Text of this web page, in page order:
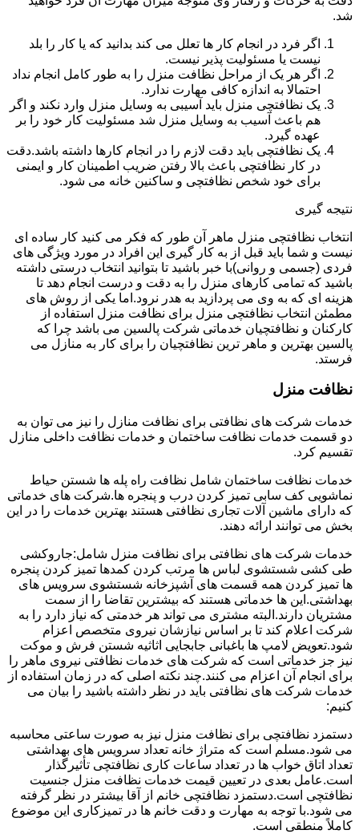
شد.
اگر فرد در انجام کار ها تعلل می کند بدانید که یا کار را بلد
نیست یا مسئولیت پذیر نیست.
اگر هر یک از مراحل نظافت منزل را به طور کامل انجام نداد
احتمالا به اندازه کافی مهارت ندارد.
یک نظافتچی منزل باید آسیبی به وسایل منزل وارد نکند و اگر
هم باعث آسیب به وسایل منزل شد مسئولیت کار خود را بر
عهده گیرد.
یک نظافتچی باید دقت لازم را در انجام کارها داشته باشد.دقت
در کار نظافتچی باعث بالا رفتن ضریب اطمینان کار و ایمنی
برای خود شخص نظافتچی و ساکنین خانه می شود.
نتیجه گیری
انتخاب نظافتچی منزل ماهر آن طور که فکر می کنید کار ساده ای
نیست و شما باید قبل از به کار گیری این افراد در مورد ویژگی های
فردی (جسمی و روانی)با خبر باشید تا بتوانید انتخاب درستی داشته
باشید که تمامی کارهای منزل را به دقت و درست انجام دهد تا
هزینه ای که به وی می پردازید به هدر نرود.اما یکی از روش های
مطمئن انتخاب نظافتچی منزل برای نظافت منزل استفاده از
کارکنان و نظافتچیان خدماتی شرکت پالسین می باشد چرا که
پالسین بهترین و ماهر ترین نظافتچیان را برای کار به منازل می
فرستد.
نظافت منزل
خدمات شرکت های نظافتی برای نظافت منازل را نیز می توان به
دو قسمت خدمات نظافت ساختمان و خدمات نظافت داخلی منازل
تقسیم کرد.
خدمات نظافت ساختمان شامل نظافت راه پله ها شستن حیاط
نماشویی کف سابی تمیز کردن درب و پنجره ها.شرکت های خدماتی
که دارای ماشین آلات تجاری نظافتی هستند بهترین خدمات را در این
بخش می توانند ارائه دهند.
خدمات شرکت های نظافتی برای نظافت منزل شامل:جاروکشی
طی کشی شستشوی لباس ها مرتب کردن کمدها تمیز کردن پنجره
ها تمیز کردن همه قسمت های آشپزخانه شستشوی سرویس های
بهداشتی.این ها خدماتی هستند که بیشترین تقاضا را از سمت
مشتریان دارند.البته مشتری می تواند هر خدمتی که نیاز دارد را به
شرکت اعلام کند تا بر اساس نیازشان نیروی متخصص اعزام
شود.تعویض لامپ ها باغبانی جابجایی اثاثیه شستن فرش و موکت
نیز جز خدماتی است که شرکت های خدمات نظافتی نیروی ماهر را
برای انجام آن اعزام می کنند.چند نکته اصلی که در زمان استفاده از
خدمات شرکت های نظافتی باید در نظر داشته باشید را بیان می
کنیم:
دستمزد نظافتچی برای نظافت منزل نیز به صورت ساعتی محاسبه
می شود.مسلم است که متراژ خانه تعداد سرویس های بهداشتی
تعداد اتاق خواب ها در تعداد ساعات کاری نظافتچی تأثیرگذار
است.عامل بعدی در تعیین قیمت خدمات نظافت منزل جنسیت
نظافتچی است.دستمزد نظافتچی خانم از آقا بیشتر در نظر گرفته
می شود.با توجه به مهارت و دقت خانم ها در تمیزکاری این موضوع
کاملاً منطقی است.